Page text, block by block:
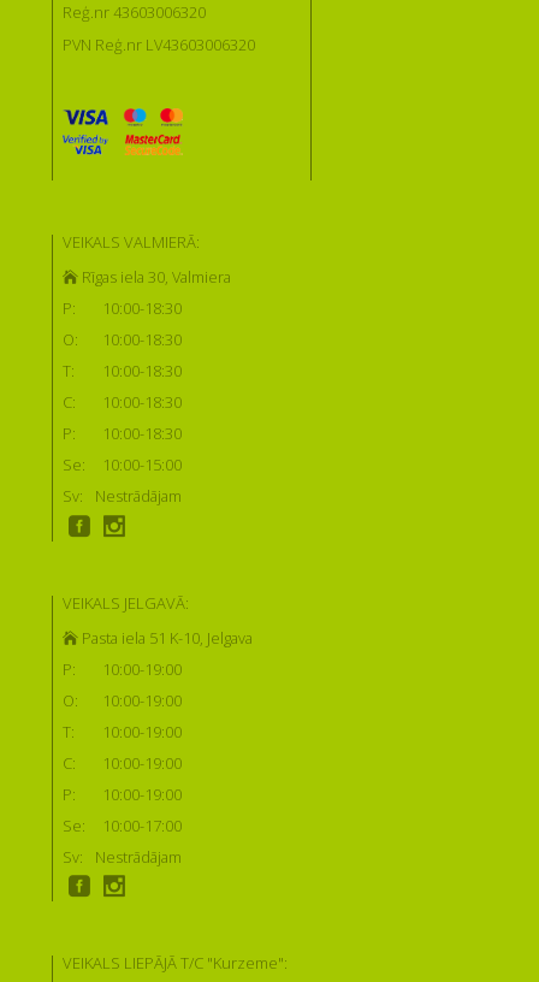
Reģ.nr 43603006320
PVN Reģ.nr LV43603006320
VEIKALS VALMIERĀ:
Rīgas iela 30, Valmiera
P:
10:00-18:30
O:
10:00-18:30
T:
10:00-18:30
C:
10:00-18:30
P:
10:00-18:30
Se:
10:00-15:00
Sv:
Nestrādājam
VEIKALS JELGAVĀ:
Pasta iela 51 K-10, Jelgava
P:
10:00-19:00
O:
10:00-19:00
T:
10:00-19:00
C:
10:00-19:00
P:
10:00-19:00
Se:
10:00-17:00
Sv:
Nestrādājam
VEIKALS LIEPĀJĀ T/C "Kurzeme":